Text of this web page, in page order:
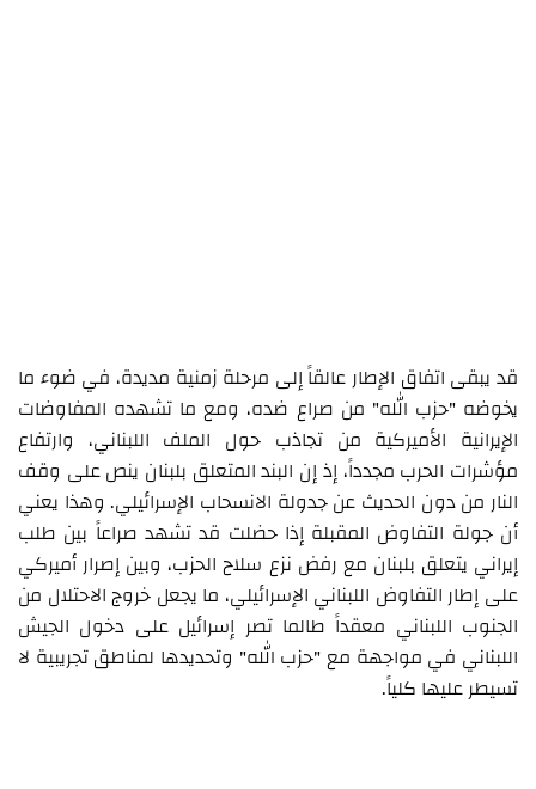
قد يبقى اتفاق الإطار عالقاً إلى مرحلة زمنية مديدة، في ضوء ما
يخوضه "حزب الله" من صراع ضده، ومع ما تشهده المفاوضات
الإيرانية الأميركية من تجاذب حول الملف اللبناني، وارتفاع
مؤشرات الحرب مجدداً، إذ إن البند المتعلق بلبنان ينص على وقف
النار من دون الحديث عن جدولة الانسحاب الإسرائيلي. وهذا يعني
أن جولة التفاوض المقبلة إذا حضلت قد تشهد صراعاً بين طلب
إيراني يتعلق بلبنان مع رفض نزع سلاح الحزب، وبين إصرار أميركي
على إطار التفاوض اللبناني الإسرائيلي، ما يجعل خروج الاحتلال من
الجنوب اللبناني معقداً طالما تصر إسرائيل على دخول الجيش
اللبناني في مواجهة مع "حزب الله" وتحديدها لمناطق تجريبية لا
تسيطر عليها كلياً.